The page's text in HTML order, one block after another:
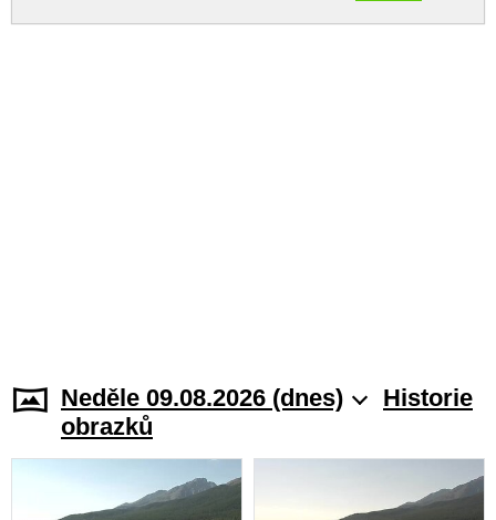
Neděle 09.08.2026 (dnes)
Historie
obrazků